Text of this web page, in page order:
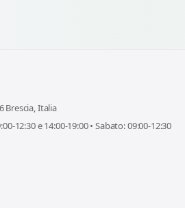
Brescia, Italia
12:30 e 14:00-19:00 • Sabato: 09:00-12:30